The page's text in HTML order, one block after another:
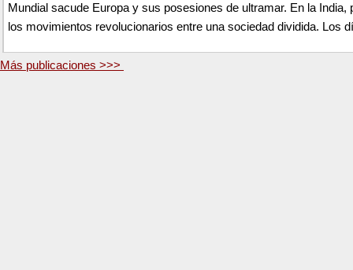
Mundial sacude Europa y sus posesiones de ultramar. En la India,
los movimientos revolucionarios entre una sociedad dividida. Los
Más publicaciones >>>